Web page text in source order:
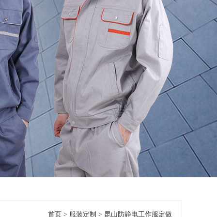
首页 > 服装定制 > 昆山防静电工作服定做